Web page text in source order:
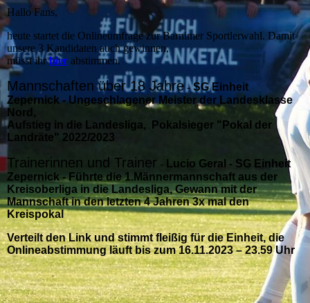
Hallo Fans,
heute startet die Onlineumfrage zur Barnimer Sportlerwahl. Damit
unsere 3 Kandidaten auch gewinnen,
müsst ihrhier abstimmen.
Mannschaften über 18 Jahre -SG Einheit
Zepernick - Ungeschlagener Meister der Landesklasse
Nord,
Aufstieg in die Landesliga, Pokalsieger "Pokal der
Landräte" 2022/2023
Trainerinnen und Trainer - Lucio Geral - SG Einheit
Zepernick - Führte die 1.Männermannschaft aus der
Kreisoberliga in die Landesliga, Gewann mit der
Mannschaft in den letzten 4 Jahren 3x mal den
Kreispokal
Verteilt den Link und stimmt fleißig für die Einheit, die
Onlineabstimmung läuft bis zum 16.11.2023 – 23.59 Uhr